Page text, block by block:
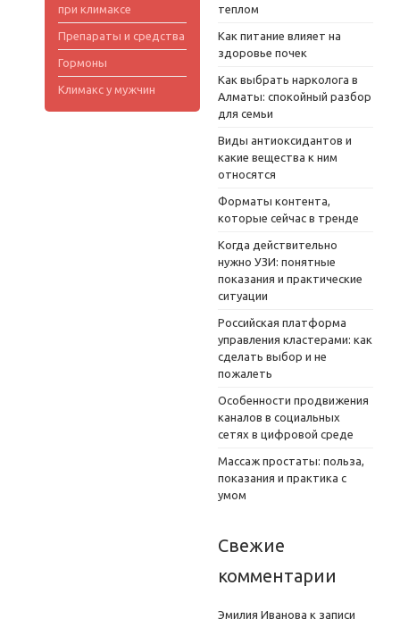
при климаксе
Препараты и средства
Гормоны
Климакс у мужчин
теплом
Как питание влияет на
здоровье почек
Как выбрать нарколога в
Алматы: спокойный разбор
для семьи
Виды антиоксидантов и
какие вещества к ним
относятся
Форматы контента,
которые сейчас в тренде
Когда действительно
нужно УЗИ: понятные
показания и практические
ситуации
Российская платформа
управления кластерами: как
сделать выбор и не
пожалеть
Особенности продвижения
каналов в социальных
сетях в цифровой среде
Массаж простаты: польза,
показания и практика с
умом
Свежие
комментарии
Эмилия Иванова к записи